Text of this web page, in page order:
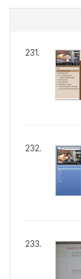
231.
232.
233.